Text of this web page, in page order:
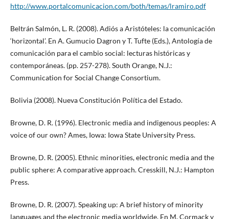
http://www.portalcomunicacion.com/both/temas/lramiro.pdf
Beltrán Salmón, L. R. (2008). Adiós a Aristóteles: la comunicación
‘horizontal’. En A. Gumucio Dagron y T. Tufte (Eds.), Antología de
comunicación para el cambio social: lecturas históricas y
contemporáneas. (pp. 257-278). South Orange, N.J.:
Communication for Social Change Consortium.
Bolivia (2008). Nueva Constitución Política del Estado.
Browne, D. R. (1996). Electronic media and indigenous peoples: A
voice of our own? Ames, Iowa: Iowa State University Press.
Browne, D. R. (2005). Ethnic minorities, electronic media and the
public sphere: A comparative approach. Cresskill, N.J.: Hampton
Press.
Browne, D. R. (2007). Speaking up: A brief history of minority
languages and the electronic media worldwide. En M. Cormack y